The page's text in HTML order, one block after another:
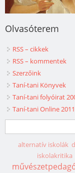
Olvasóterem
RSS – cikkek
RSS – kommentek
Szerzőink
Taní-tani Könyvek
Taní-tani folyóirat
Taní-tani Online
Keresés űrlap
Keresés
alternatív iskolák
iskolakritika